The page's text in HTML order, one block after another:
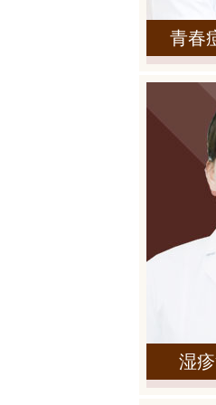
青春
湿